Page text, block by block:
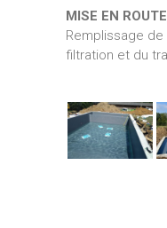
MISE EN ROUTE
Remplissage
filtration et du